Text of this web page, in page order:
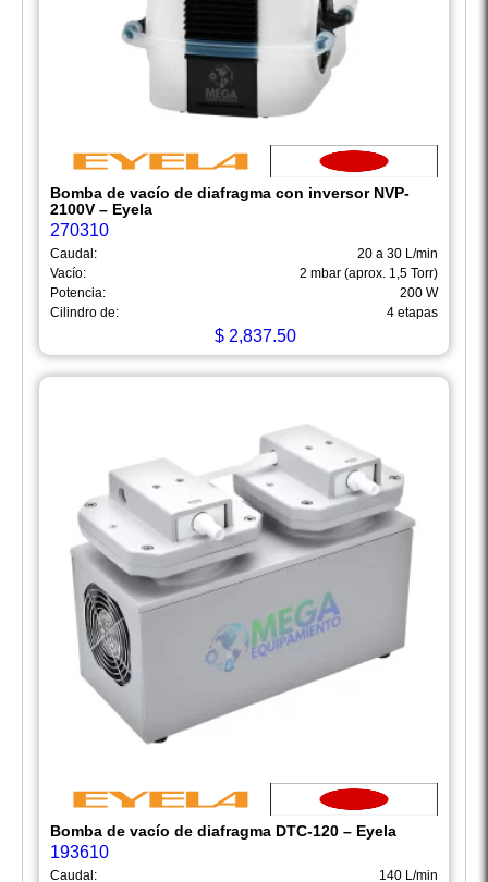
Bomba de vacío de diafragma con inversor NVP-
2100V – Eyela
270310
Caudal:
20 a 30 L/min
Vacío:
2 mbar (aprox. 1,5 Torr)
Potencia:
200 W
Cilindro de:
4 etapas
$2,837.50
Bomba de vacío de diafragma DTC-120 – Eyela
193610
Caudal: 140 L/min